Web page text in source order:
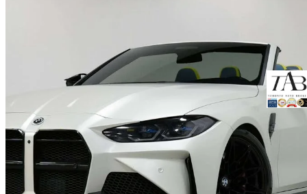
2022 BMW M4
Competition xDrive Convertible AWD 58 517 km